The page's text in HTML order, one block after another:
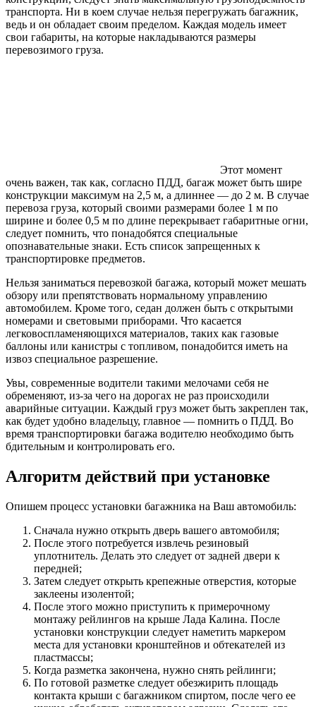
транспорта. Ни в коем случае нельзя перегружать багажник,
ведь и он обладает своим пределом. Каждая модель имеет
свои габариты, на которые накладываются размеры
перевозимого груза.
Этот момент
очень важен, так как, согласно ПДД, багаж может быть шире
конструкции максимум на 2,5 м, а длиннее — до 2 м. В случае
перевоза груза, который своими размерами более 1 м по
ширине и более 0,5 м по длине перекрывает габаритные огни,
следует помнить, что понадобятся специальные
опознавательные знаки. Есть список запрещенных к
транспортировке предметов.
Нельзя заниматься перевозкой багажа, который может мешать
обзору или препятствовать нормальному управлению
автомобилем. Кроме того, седан должен быть с открытыми
номерами и световыми приборами. Что касается
легковоспламеняющихся материалов, таких как газовые
баллоны или канистры с топливом, понадобится иметь на
извоз специальное разрешение.
Увы, современные водители такими мелочами себя не
обременяют, из-за чего на дорогах не раз происходили
аварийные ситуации. Каждый груз может быть закреплен так,
как будет удобно владельцу, главное — помнить о ПДД. Во
время транспортировки багажа водителю необходимо быть
бдительным и контролировать его.
Алгоритм действий при установке
Опишем процесс установки багажника на Ваш автомобиль:
Сначала нужно открыть дверь вашего автомобиля;
После этого потребуется извлечь резиновый
уплотнитель. Делать это следует от задней двери к
передней;
Затем следует открыть крепежные отверстия, которые
заклеены изолентой;
После этого можно приступить к примерочному
монтажу рейлингов на крыше Лада Калина. После
установки конструкции следует наметить маркером
места для установки кронштейнов и обтекателей из
пластмассы;
Когда разметка закончена, нужно снять рейлинги;
По готовой разметке следует обезжирить площадь
контакта крыши с багажником спиртом, после чего ее